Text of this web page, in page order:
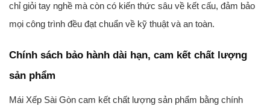
chỉ giỏi tay nghề mà còn có kiến thức sâu về kết cấu, đảm bảo
mọi công trình đều đạt chuẩn về kỹ thuật và an toàn.
Chính sách bảo hành dài hạn, cam kết chất lượng
sản phẩm
Mái Xếp Sài Gòn cam kết chất lượng sản phẩm bằng chính